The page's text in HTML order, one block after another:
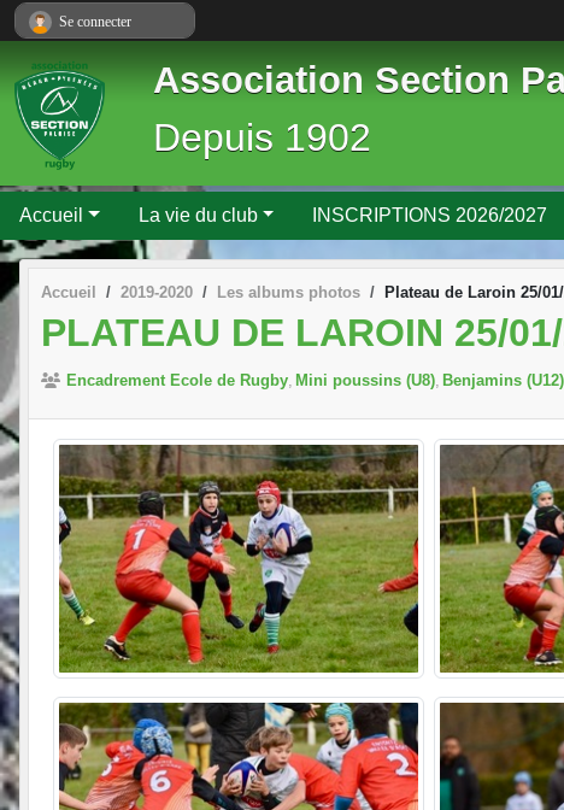
Association Section
Depuis 1902
Accueil La vie du club INSCRIPTIONS 2026/2027
Accueil 2019-2020 Les albums photos Plateau de Laroin 25/
PLATEAU DE LAROIN 25/
Encadrement Ecole de Rugby Mini poussins (U8) Benjamins (U12)
Se connecter
Panneau de gestion des cookies